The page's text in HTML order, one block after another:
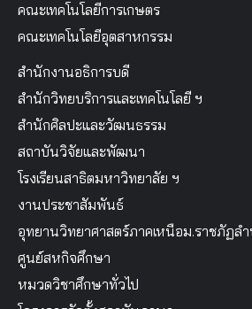
คณะเทคโนโลยีการเกษตร
คณะเทคโนโลยีอุตสาหกรรม
สำนักงานอธิการบดี
สำนักวิทยบริการและเทคโนโลยี ฯ
สำนักศิลปะและวัฒนธรรม
สถาบันวิจัยและพัฒนา
โรงเรียนสาธิตมหาวิทยาลัย ฯ
งานประชาสัมพันธ์
อุทยานวิทยาศาสตร์ภาคเหนือม.ราชภัฏลำ
ศูนย์สหกิจศึกษา
หมวดวิชาศึกษาทั่วไป